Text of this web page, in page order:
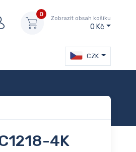
0
Zobrazit obsah košíku
0 Kč
CZK
4K